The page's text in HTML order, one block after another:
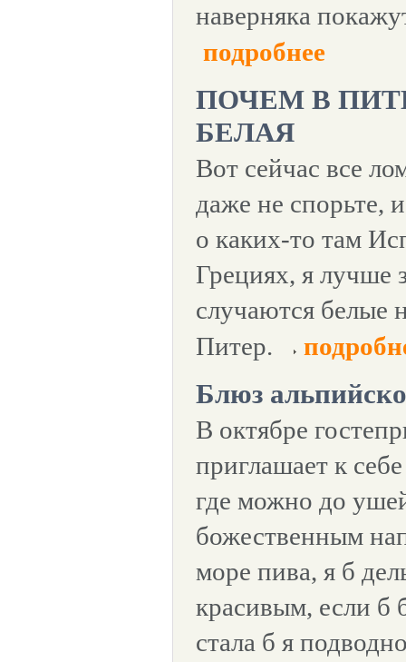
наверняка
подробнее
ПОЧЕМ В
БЕЛАЯ
Вот сейчас все
даже не спорьте,
о каких-то там
Грециях, я лучше
случаются белые
Питер.
Блюз
В октябре
приглашает к
где можно до
божественным
море пива, я б
красивым, если б
стала б я